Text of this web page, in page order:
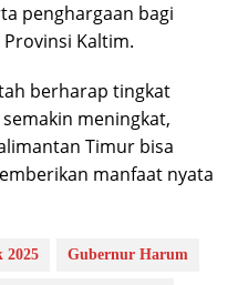
penghargaan bagi
Kaltim.
berharap tingkat
meningkat,
Timur bisa
manfaat nyata
2025 Gubernur Harum